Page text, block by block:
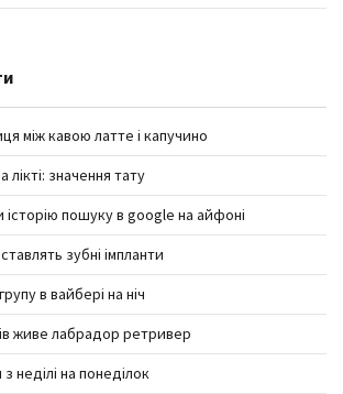
між кавою латте і капучино
лікті: значення тату
історію пошуку в google на айфоні
зубні імпланти
в вайбері на ніч
живе лабрадор ретривер
неділі на понеділок